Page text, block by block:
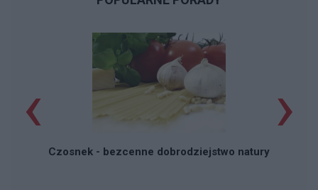
Czosnek - bezcenne dobrodziejstwo natury
‹ ›